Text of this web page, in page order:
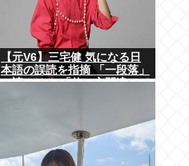
【元V6】三宅健 気になる日
本語の誤読を指摘 「一段落」
の読みは？ 「使い方間違って